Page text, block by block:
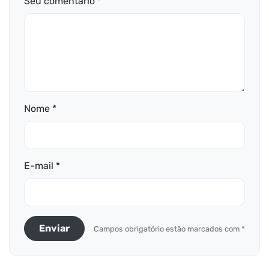
Nome *
E-mail *
Enviar Campos obrigatório estão marcados com *